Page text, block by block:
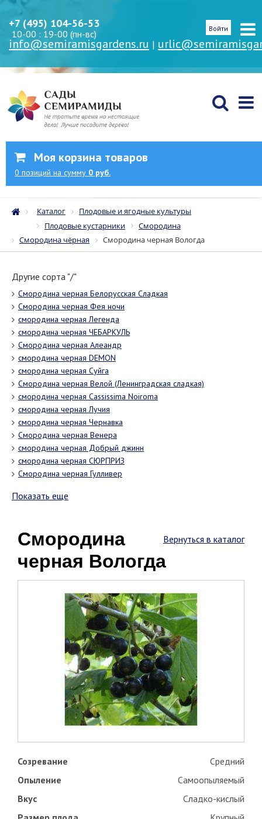
+7 (495) 104-56-53
10-00 : 19-00 (пн-вс)
info@semiramisgardens.ru |
Войти
Моя корзина товаров
0 позиций на сумму 0 руб.
Каталог
Плодовые и ягодные культуры
Плодовые кустарники
Смородина
Смородина чёрная
Смородина черная Вологда
Другие сорта "/"
Смородина черная Белорусская Сладкая
Смородина черная Фея ночи
смородина черная Легенда
смородина черная ЧЕБАРКУЛЬ
Смородина черная Алеандр
смородина черная DEMON
смородина черная Суйга
Смородина черная Велой (Ленинградская сладкая)
смородина черная Cassissima Noiroma
смородина черная Лучия
смородина черная Чернавка
Смородина черная Венера
смородина черная Добрый джинн
смородина черная СЮРПРИЗ
Смородина черная Гулливер
Показать еще
Вернуться в каталог
Смородина
черная Вологда
Созревание
Средний
Опыление
Самоопыляемый
Вкус
Сладко-кислый